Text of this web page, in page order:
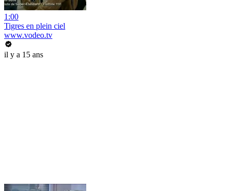
1:00
Tigres en plein ciel
www.vodeo.tv
il y a 15 ans